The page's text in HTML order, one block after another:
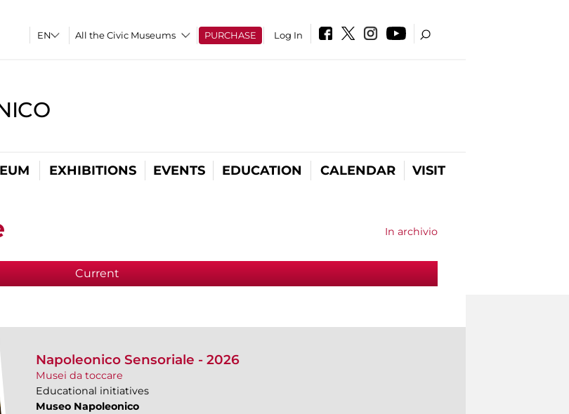
All the Civic Museums PURCHASE Log In
EXHIBITIONS EVENTS EDUCATION CALENDAR VISIT
In archivio
Current
Napoleonico Sensoriale - 2026
Musei da toccare
Educational initiatives
Museo Napoleonico